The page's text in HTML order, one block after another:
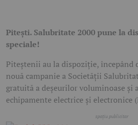
Pitești. Salubritate 2000 pune la
speciale!
Piteștenii au la dispoziție, începând
nouă campanie a Societății
gratuită a deșeurilor voluminoase și
echipamente electrice și electronice